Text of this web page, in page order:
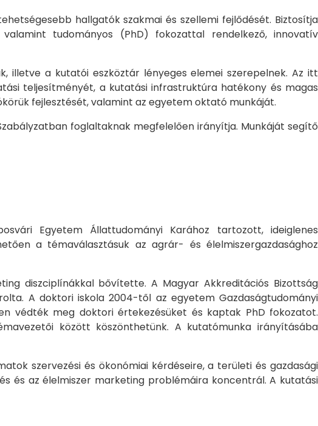
hallgatók szakmai és szellemi fejlődését. Biztosítja
tudományos (PhD) fokozattal rendelkező, innovatív
illetve a kutatói eszköztár lényeges elemei szerepelnek. Az itt
teljesítményét, a kutatási infrastruktúra hatékony és magas
fejlesztését, valamint az egyetem oktató munkáját.
foglaltaknak megfelelően irányítja. Munkáját segítő
Egyetem Állattudományi Karához tartozott, ideiglenes
a témaválasztásuk az agrár- és élelmiszergazdasághoz
diszciplínákkal bővítette. A Magyar Akkreditációs Bizottság
A doktori iskola 2004-től az egyetem Gazdaságtudományi
védték meg doktori értekezésüket és kaptak PhD fokozatot.
között köszönthetünk. A kutatómunka irányításába
szervezési és ökonómiai kérdéseire, a területi és gazdasági
és az élelmiszer marketing problémáira koncentrál. A kutatási